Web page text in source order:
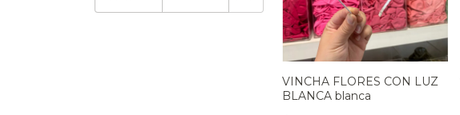
VINCHA FLORES CON LUZ
BLANCA blanca